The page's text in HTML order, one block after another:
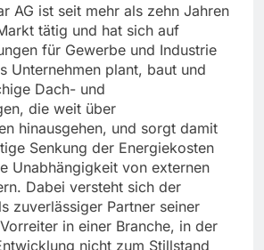
AG ist seit mehr als zehn Jahren
tätig und hat sich auf
für Gewerbe und Industrie
Unternehmen plant, baut und
Dach- und
die weit über
hinausgehen, und sorgt damit
Senkung der Energiekosten
Unabhängigkeit von externen
Dabei versteht sich der
zuverlässiger Partner seiner
in einer Branche, in der
nicht zum Stillstand